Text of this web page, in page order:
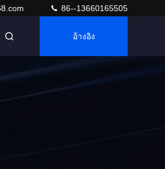
86--13660165505
อ้างอิง